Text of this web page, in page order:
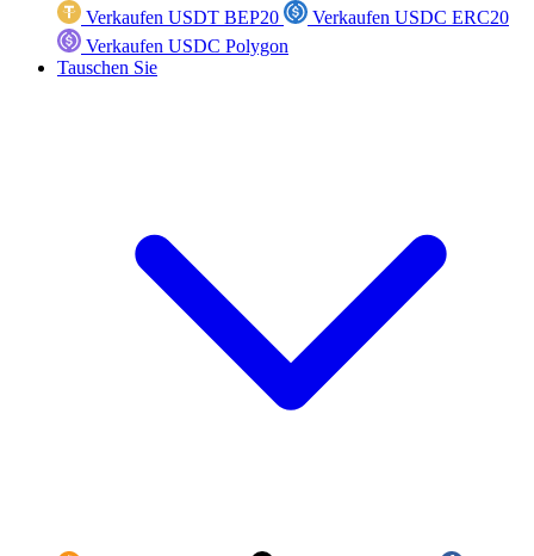
Verkaufen USDT BEP20
Verkaufen USDC ERC20
Verkaufen USDC Polygon
Tauschen Sie